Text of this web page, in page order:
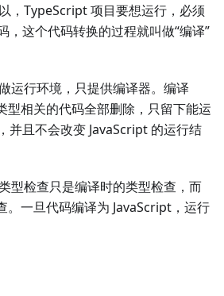
，TypeScript 项目要想运行，必须
，这个代码转换的过程就叫做“编译”
运行环境，只提供编译器。编译
型相关的代码全部删除，只留下能运
并且不会改变 JavaScript 的运行结
型检查只是编译时的类型检查，而
。一旦代码编译为 JavaScript，运行